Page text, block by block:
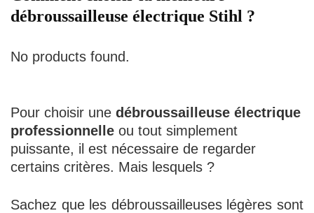
débroussailleuse électrique Stihl ?
No products found.
Pour choisir une débroussailleuse électrique
professionnelle ou tout simplement
puissante, il est nécessaire de regarder
certains critères. Mais lesquels ?
Sachez que les débroussailleuses légères sont